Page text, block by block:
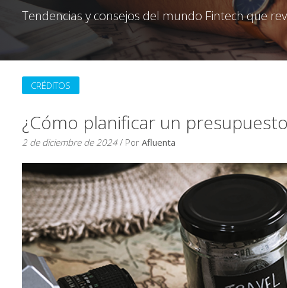
Tendencias y consejos del mundo Fintech que
CRÉDITOS
¿Cómo planificar un
2 de diciembre de 2024 / Por Afluenta